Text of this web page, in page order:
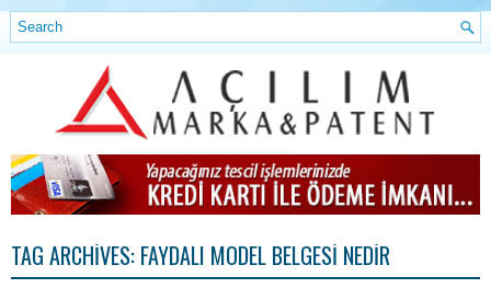
TAG ARCHIVES: FAYDALI MODEL BELGESI NEDIR